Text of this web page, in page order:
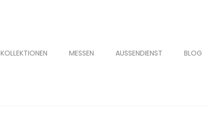
KOLLEKTIONEN MESSEN AUSSENDIENST BLOG